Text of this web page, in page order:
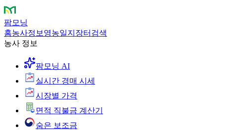
팜모닝
홈농사정보 영농일지 장터 검색
농사 정보
팜모닝 AI
실시간 경매 시세
시장별 가격
면적 직불금 계산기
숨은 보조금